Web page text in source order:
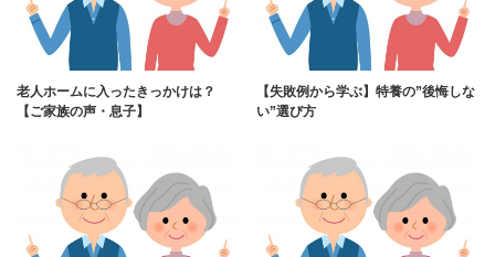
老人ホームに入ったきっかけは？
【ご家族の声・息子】
【失敗例から学ぶ】特養の”後悔しな
い”選び方